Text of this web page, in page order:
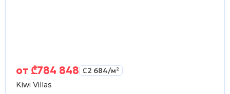
от ₾784 848 ₾2 684/м²
Kiwi Villas